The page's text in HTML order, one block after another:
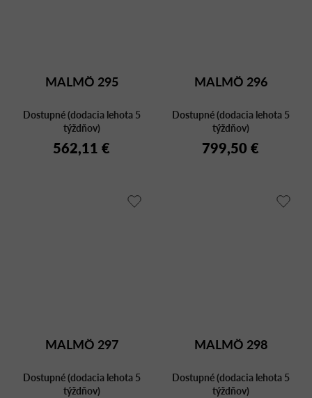
MALMÖ 295
Dostupné (dodacia lehota 5
týždňov)
562,11 €
MALMÖ 296
Dostupné (dodacia lehota 5
týždňov)
799,50 €
MALMÖ 297
Dostupné (dodacia lehota 5
týždňov)
MALMÖ 298
Dostupné (dodacia lehota 5
týždňov)